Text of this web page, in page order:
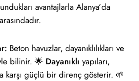
avantajlarla Alanya’da
Beton havuzlar, dayanıklılıkları ve
bilinir. 🌟 Dayanıklı yapıları,
karşı güçlü bir direnç gösterir. 🌱